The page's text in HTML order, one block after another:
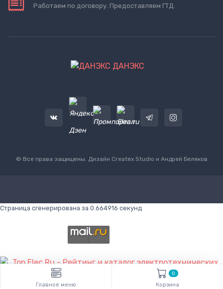
Работаем по договору. Предоставляем ГТД.
ДАНЭКС
© Все права защищены. Дизайн Createx Studio и Андрей Беляков
Главное меню
0
Корзина
Страница сгенерирована за 0.664916 секунд